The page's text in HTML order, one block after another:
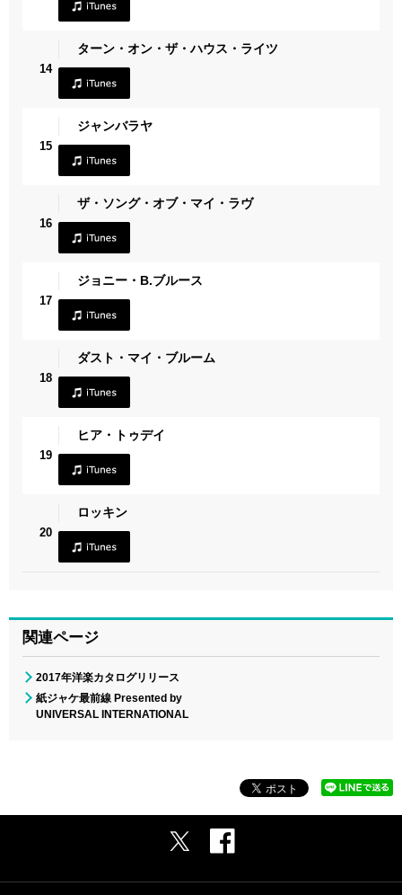
14
ターン・オン・ザ・ハウス・ライツ
15
ジャンバラヤ
16
ザ・ソング・オブ・マイ・ラヴ
17
ジョニー・B.ブルース
18
ダスト・マイ・ブルーム
19
ヒア・トゥデイ
20
ロッキン
関連ページ
2017年洋楽カタログリリース
紙ジャケ最前線 Presented by
UNIVERSAL INTERNATIONAL